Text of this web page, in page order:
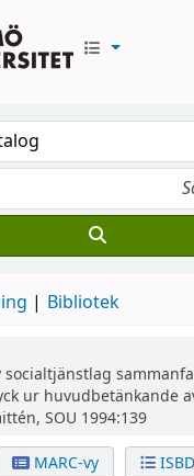
Bibliotek
socialtjänstlag
ur huvudbetänkande
SOU 1994:139
MARC-vy